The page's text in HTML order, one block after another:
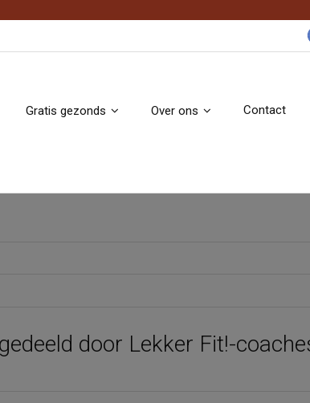
Gratis gezonds Over ons Contact
door Lekker Fit!-